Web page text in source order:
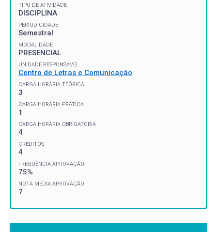
TIPO DE ATIVIDADE
DISCIPLINA
PERIODICIDADE
Semestral
MODALIDADE
PRESENCIAL
UNIDADE RESPONSÁVEL
Centro de Letras e Comunicação
CARGA HORÁRIA TEÓRICA
3
CARGA HORÁRIA PRÁTICA
1
CARGA HORÁRIA OBRIGATÓRIA
4
CRÉDITOS
4
FREQUÊNCIA APROVAÇÃO
75%
NOTA MÉDIA APROVAÇÃO
7